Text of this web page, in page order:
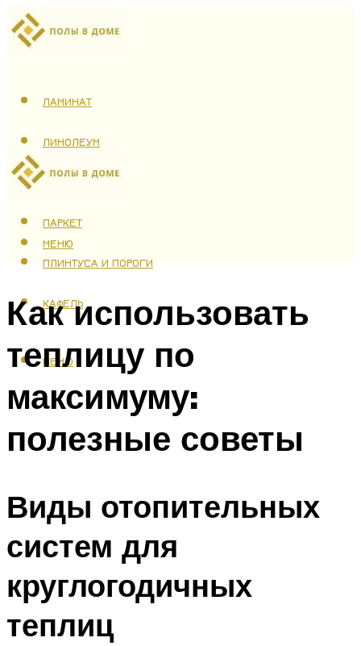
ЛАМИНАТ
ЛИНОЛЕУМ
ТЕПЛЫЙ ПОЛ
ПАРКЕТ
ПЛИНТУСА И ПОРОГИ
КАФЕЛЬ
МЕНЮ
МЕНЮ
Как использовать
теплицу по
максимуму:
полезные советы
Виды отопительных
систем для
круглогодичных
теплиц